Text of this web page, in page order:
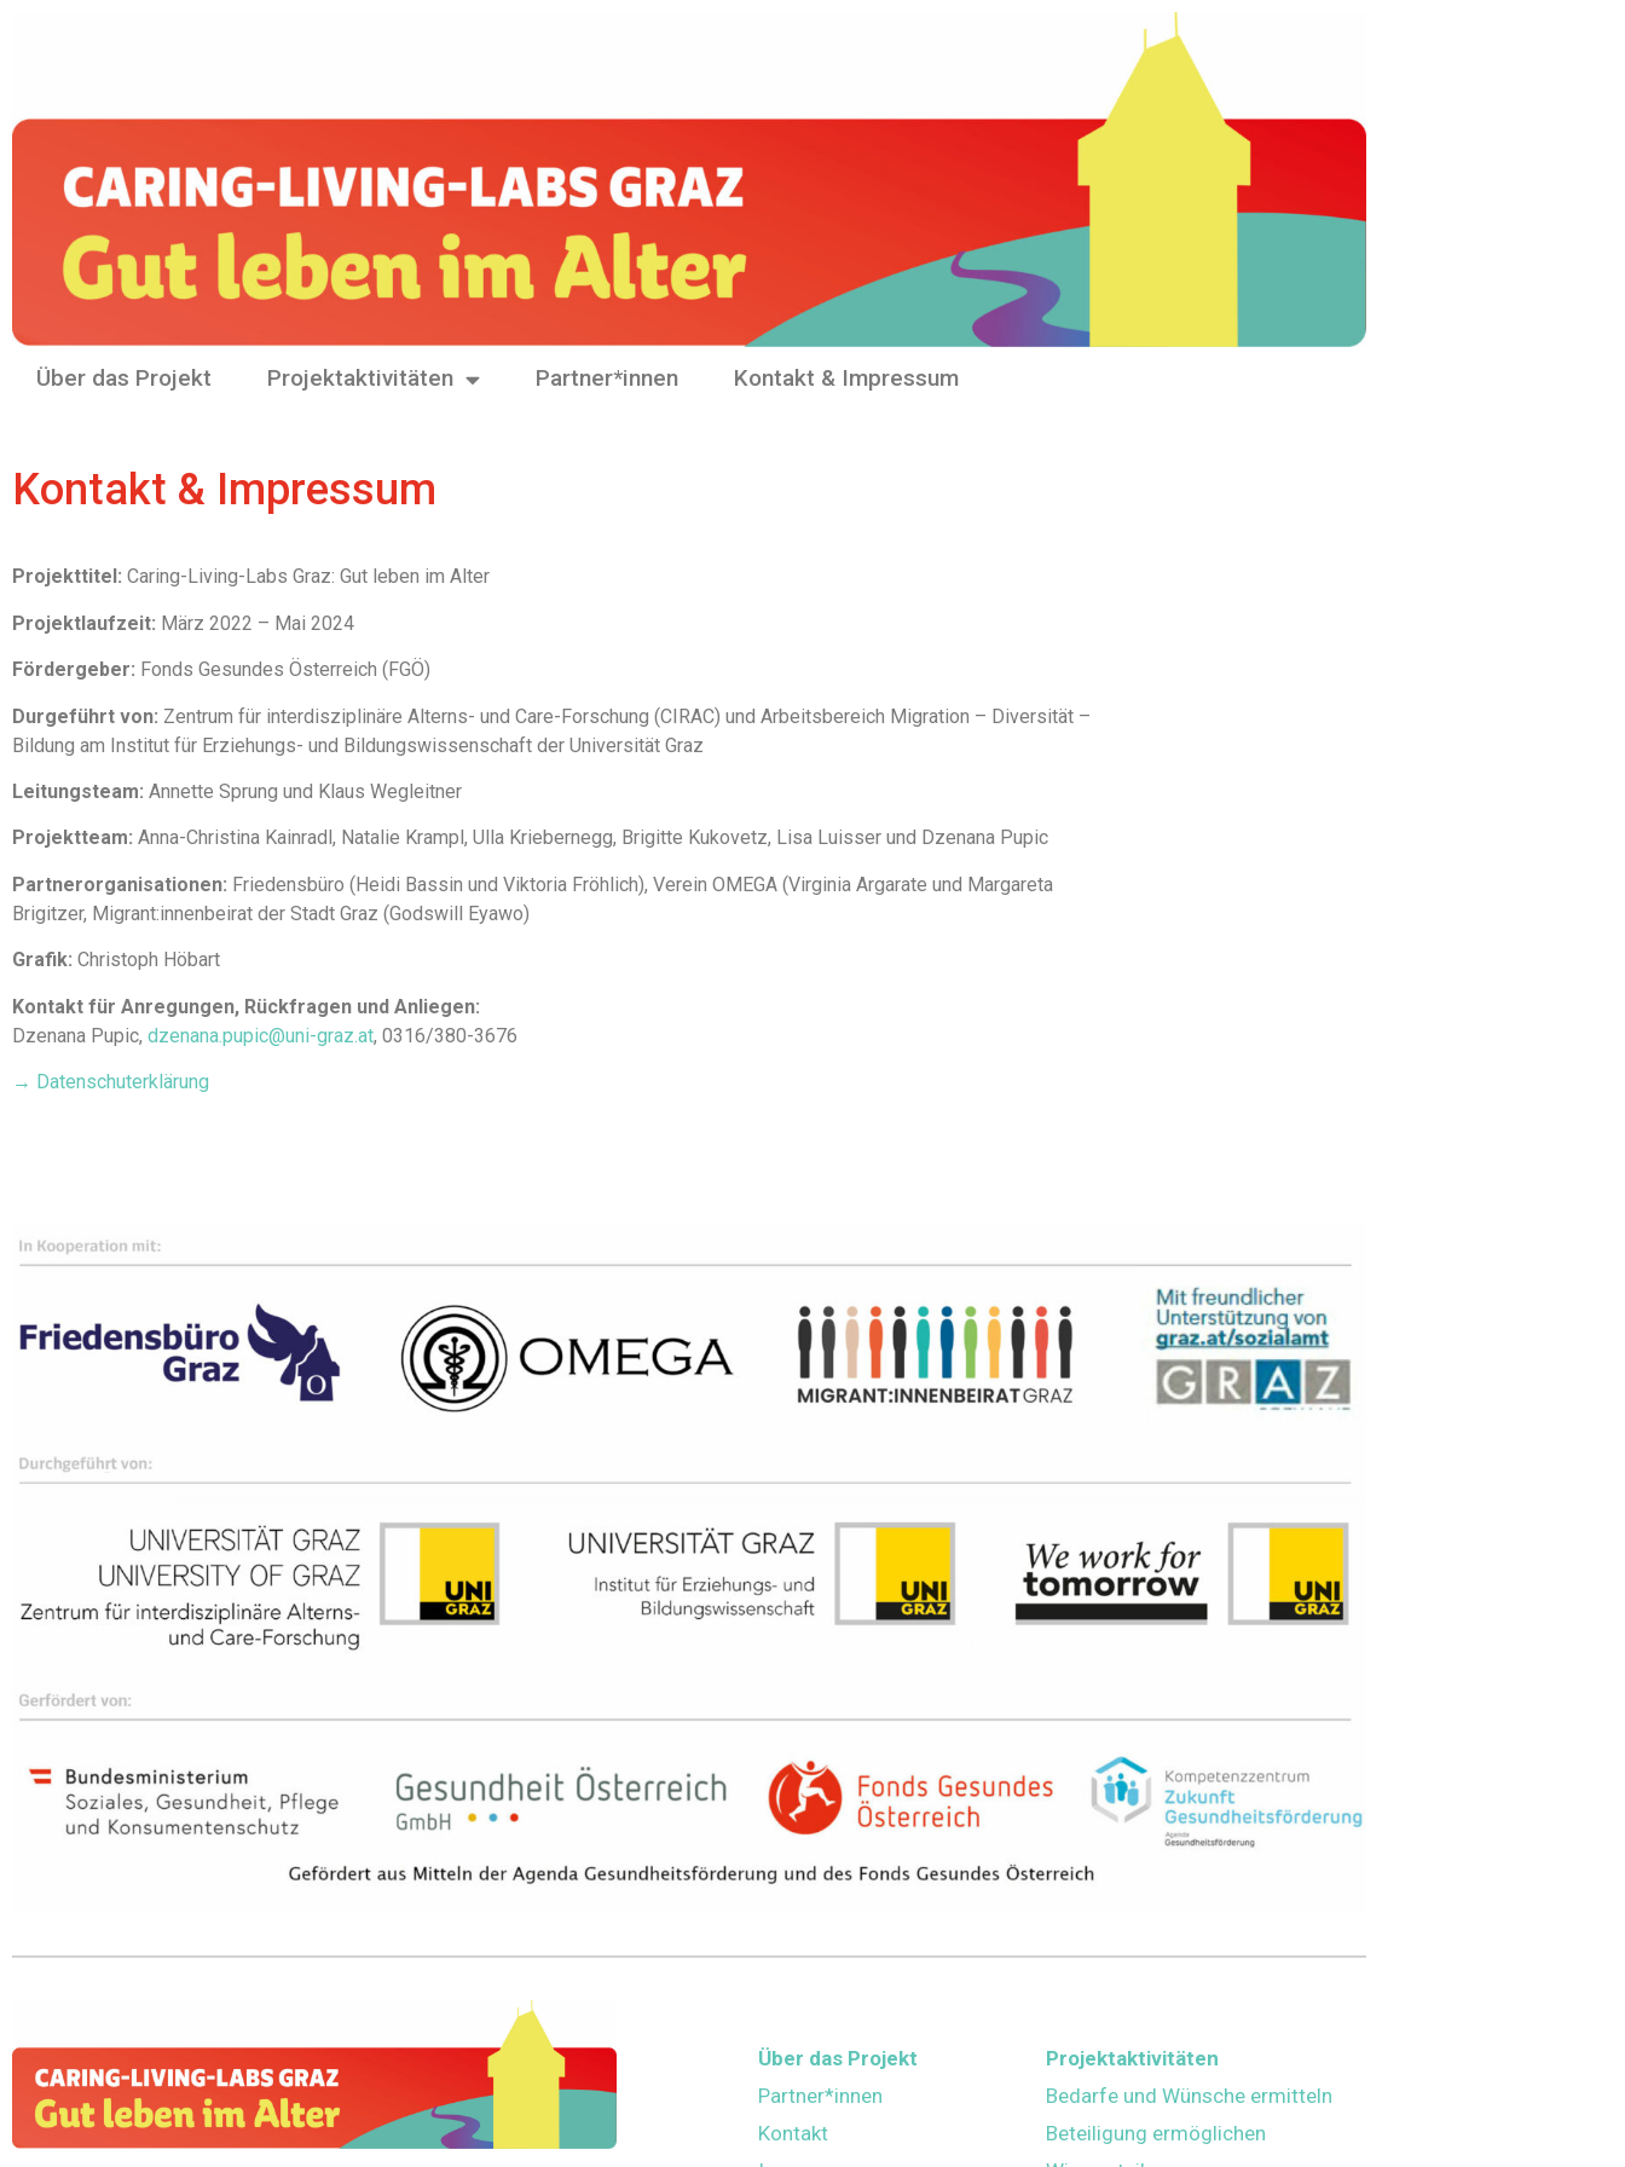
Über das Projekt Projektaktivitäten Partner*innen Kontakt & Impressum
Kontakt & Impressum
Projekttitel: Caring-Living-Labs Graz: Gut leben im Alter
Projektlaufzeit: März 2022 – Mai 2024
Fördergeber: Fonds Gesundes Österreich (FGÖ)
Durgeführt von: Zentrum für interdisziplinäre Alterns- und Care-Forschung (CIRAC) und Arbeitsbereich Migration – Diversität –
Bildung am Institut für Erziehungs- und Bildungswissenschaft der Universität Graz
Leitungsteam: Annette Sprung und Klaus Wegleitner
Projektteam: Anna-Christina Kainradl, Natalie Krampl, Ulla Kriebernegg, Brigitte Kukovetz, Lisa Luisser und Dzenana Pupic
Partnerorganisationen: Friedensbüro (Heidi Bassin und Viktoria Fröhlich), Verein OMEGA (Virginia Argarate und Margareta
Brigitzer, Migrant:innenbeirat der Stadt Graz (Godswill Eyawo)
Grafik: Christoph Höbart
Kontakt für Anregungen, Rückfragen und Anliegen:
Dzenana Pupic, dzenana.pupic@uni-graz.at, 0316/380-3676
→ Datenschuterklärung
Über das Projekt
Partner*innen
Kontakt
Projektaktivitäten
Bedarfe und Wünsche ermitteln
Beteiligung ermöglichen